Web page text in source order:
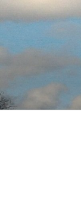
Pular
para
conteúdo